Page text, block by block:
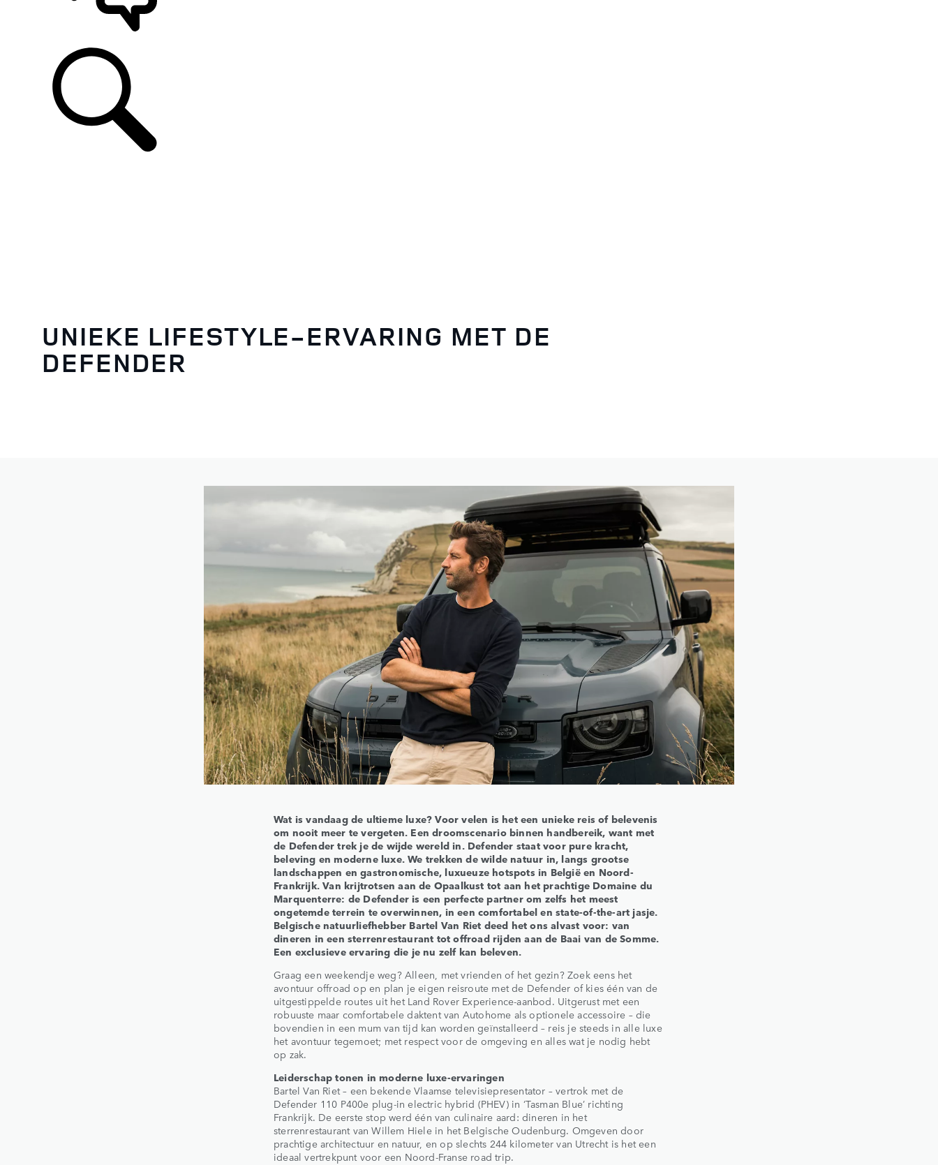
UNIEKE LIFESTYLE-ERVARING MET DE
DEFENDER
Wat is vandaag de ultieme luxe? Voor velen is het een unieke reis of belevenis
om nooit meer te vergeten. Een droomscenario binnen handbereik, want met
de Defender trek je de wijde wereld in. Defender staat voor pure kracht,
beleving en moderne luxe. We trekken de wilde natuur in, langs grootse
landschappen en gastronomische, luxueuze hotspots in België en Noord-
Frankrijk. Van krijtrotsen aan de Opaalkust tot aan het prachtige Domaine du
Marquenterre: de Defender is een perfecte partner om zelfs het meest
ongetemde terrein te overwinnen, in een comfortabel en state-of-the-art jasje.
Belgische natuurliefhebber Bartel Van Riet deed het ons alvast voor: van
dineren in een sterrenrestaurant tot offroad rijden aan de Baai van de Somme.
Een exclusieve ervaring die je nu zelf kan beleven.
Graag een weekendje weg? Alleen, met vrienden of het gezin? Zoek eens het
avontuur offroad op en plan je eigen reisroute met de Defender of kies één van de
uitgestippelde routes uit het Land Rover Experience-aanbod. Uitgerust met een
robuuste maar comfortabele daktent van Autohome als optionele accessoire – die
bovendien in een mum van tijd kan worden geïnstalleerd – reis je steeds in alle luxe
het avontuur tegemoet; met respect voor de omgeving en alles wat je nodig hebt
op zak.
Leiderschap tonen in moderne luxe-ervaringen
Bartel Van Riet – een bekende Vlaamse televisiepresentator – vertrok met de
Defender 110 P400e plug-in electric hybrid (PHEV) in ‘Tasman Blue’ richting
Frankrijk. De eerste stop werd één van culinaire aard: dineren in het
sterrenrestaurant vanWillem Hiele in het Belgische Oudenburg. Omgeven door
prachtige architectuur en natuur, en op slechts 244 kilometer van Utrecht is het een
ideaal vertrekpunt voor een Noord-Franse road trip.